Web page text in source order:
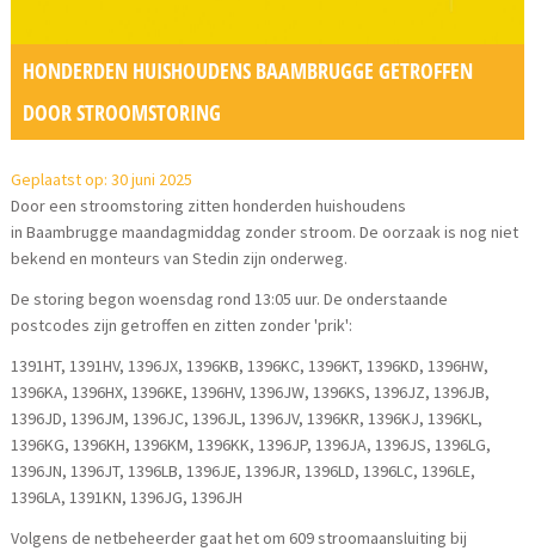
HONDERDEN HUISHOUDENS BAAMBRUGGE GETROFFEN
DOOR STROOMSTORING
Geplaatst op: 30 juni 2025
Door een stroomstoring zitten honderden huishoudens
in Baambrugge maandagmiddag zonder stroom. De oorzaak is nog niet
bekend en monteurs van Stedin zijn onderweg.
De storing begon woensdag rond 13:05 uur. De onderstaande
postcodes zijn getroffen en zitten zonder 'prik':
1391HT, 1391HV, 1396JX, 1396KB, 1396KC, 1396KT, 1396KD, 1396HW,
1396KA, 1396HX, 1396KE, 1396HV, 1396JW, 1396KS, 1396JZ, 1396JB,
1396JD, 1396JM, 1396JC, 1396JL, 1396JV, 1396KR, 1396KJ, 1396KL,
1396KG, 1396KH, 1396KM, 1396KK, 1396JP, 1396JA, 1396JS, 1396LG,
1396JN, 1396JT, 1396LB, 1396JE, 1396JR, 1396LD, 1396LC, 1396LE,
1396LA, 1391KN, 1396JG, 1396JH
Volgens de netbeheerder gaat het om 609 stroomaansluiting bij